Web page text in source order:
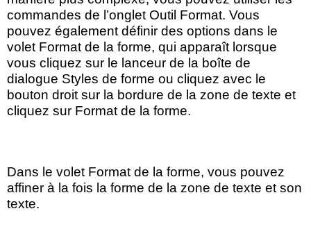
commandes de l’onglet Outil Format. Vous
pouvez également définir des options dans le
volet Format de la forme, qui apparaît lorsque
vous cliquez sur le lanceur de la boîte de
dialogue Styles de forme ou cliquez avec le
bouton droit sur la bordure de la zone de texte et
cliquez sur Format de la forme.
Dans le volet Format de la forme, vous pouvez
affiner à la fois la forme de la zone de texte et son
texte.